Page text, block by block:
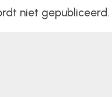
niet gepubliceerd.